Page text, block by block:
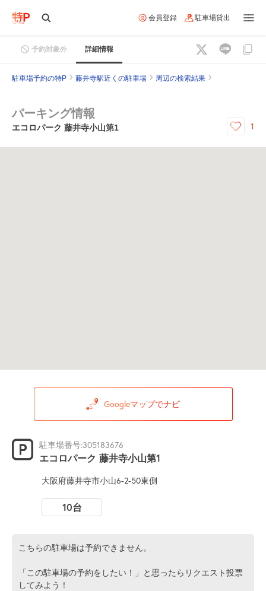
会員登録 駐車場貸出
予約対象外 詳細情報
駐車場予約の特P 藤井寺駅近くの駐車場 周辺の検索結果
パーキング情報
エコロパーク 藤井寺小山第1 1
Googleマップでナビ
駐車場番号:305183676
エコロパーク 藤井寺小山第1
大阪府藤井寺市小山6-2-50東側
10台
こちらの駐車場は予約できません。
「この駐車場の予約をしたい！」と思ったらリクエスト投票
してみよう！